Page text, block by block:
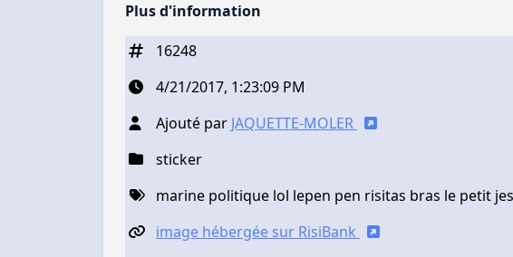
Plus d'information
16248
4/21/2017, 1:23:09 PM
Ajouté par JAQUETTE-MOLER
sticker
marine politique lol lepen pen risitas bras le petit
image hébergée sur RisiBank